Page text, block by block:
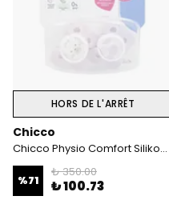
HORS DE L'ARRÊT
Chicco
Chicco Physio Comfort Silikon Emzik (6-12 Ay) 2'li- Kız
%71
₺ 350.00
₺ 100.73